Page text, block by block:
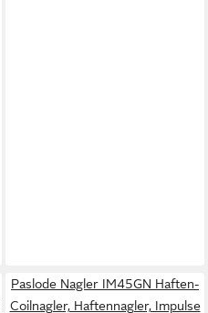
Paslode Nagler IM45GN Haften-
Coilnagler, Haftennagler, Impulse